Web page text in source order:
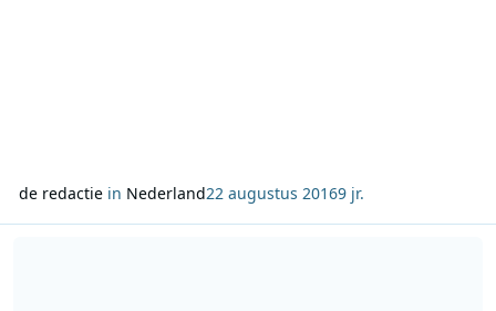
de redactiein Nederland22 augustus 20169 jr.